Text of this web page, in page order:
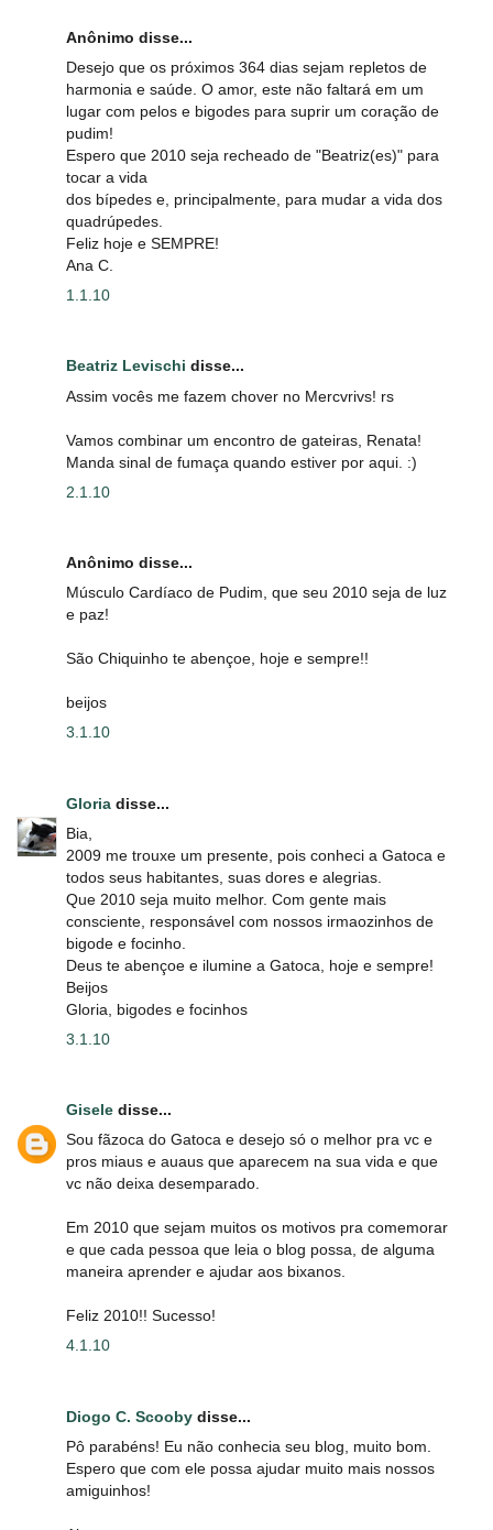
Anônimo disse...
Desejo que os próximos 364 dias sejam repletos de
harmonia e saúde. O amor, este não faltará em um
lugar com pelos e bigodes para suprir um coração de
pudim!
Espero que 2010 seja recheado de "Beatriz(es)" para
tocar a vida
dos bípedes e, principalmente, para mudar a vida dos
quadrúpedes.
Feliz hoje e SEMPRE!
Ana C.
1.1.10
Beatriz Levischi disse...
Assim vocês me fazem chover no Mercvrivs! rs
Vamos combinar um encontro de gateiras, Renata!
Manda sinal de fumaça quando estiver por aqui. :)
2.1.10
Anônimo disse...
Músculo Cardíaco de Pudim, que seu 2010 seja de luz
e paz!
São Chiquinho te abençoe, hoje e sempre!!
beijos
3.1.10
Gloria disse...
Bia,
2009 me trouxe um presente, pois conheci a Gatoca e
todos seus habitantes, suas dores e alegrias.
Que 2010 seja muito melhor. Com gente mais
consciente, responsável com nossos irmaozinhos de
bigode e focinho.
Deus te abençoe e ilumine a Gatoca, hoje e sempre!
Beijos
Gloria, bigodes e focinhos
3.1.10
Gisele disse...
Sou fãzoca do Gatoca e desejo só o melhor pra vc e
pros miaus e auaus que aparecem na sua vida e que
vc não deixa desemparado.
Em 2010 que sejam muitos os motivos pra comemorar
e que cada pessoa que leia o blog possa, de alguma
maneira aprender e ajudar aos bixanos.
Feliz 2010!! Sucesso!
4.1.10
Diogo C. Scooby disse...
Pô parabéns! Eu não conhecia seu blog, muito bom.
Espero que com ele possa ajudar muito mais nossos
amiguinhos!